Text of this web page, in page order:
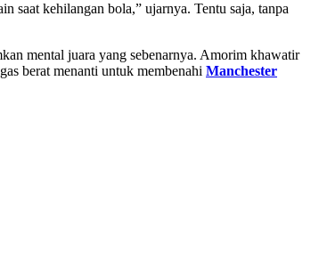
saat kehilangan bola,” ujarnya. Tentu saja, tanpa
mental juara yang sebenarnya. Amorim khawatir
berat menanti untuk membenahi Manchester